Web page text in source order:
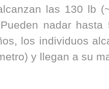
las 130 lb
nadar
los individuos
y llegan a su